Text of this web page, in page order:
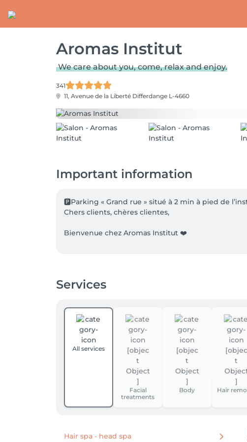
Aromas Institut
We care about you, come, relax and enjoy.
341
11, Avenue de la Liberté Differdange L-4660
Important information
🅿️Parking « Grand rue » situé à 2 min à pied de
Chers clients, chères clientes,
Bienvenue chez Aromas Institut ❤️
vouloir respecter vos prises de rendez-vous.
il est précieux pour d’autres clients en attente de
Ainsi, tout rendez-vous non annulé 24 heures à
rendez-vous afin de préserver l’équité envers tous
Nous vous remercions sincèrement pour votre
les meilleures conditions possibles.
Toute l’équipe d’Aromas Institut se réjouit de
Services
All services
Facial
treatments
Body Hair
Hair spa - head spa